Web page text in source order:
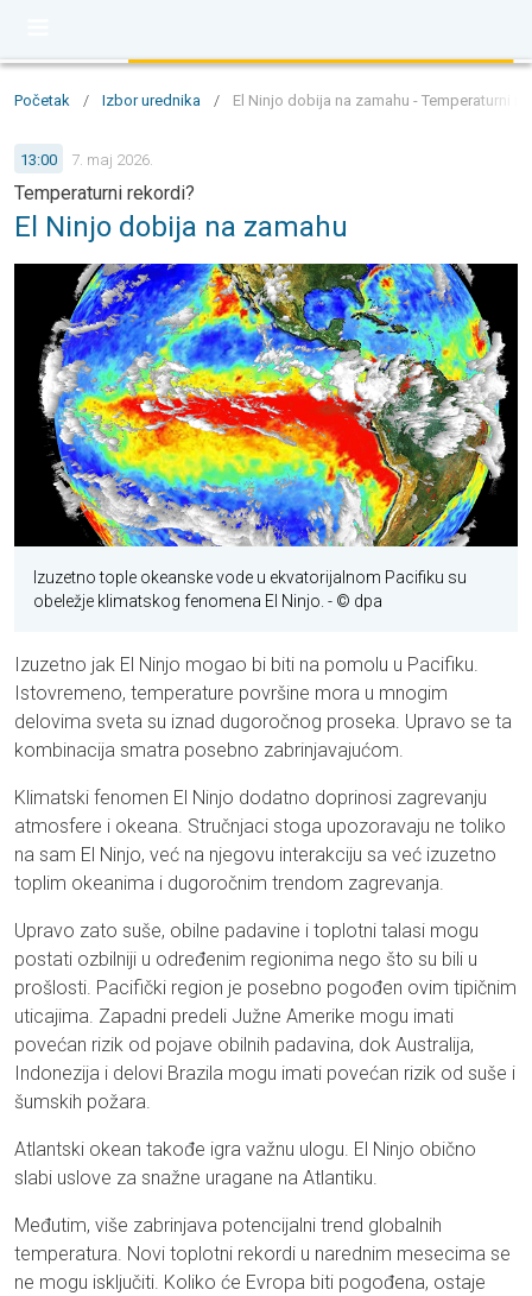
Početak / Izbor urednika / El Ninjo dobija na zamahu - Temperaturni
13:00 7. maj 2026.
Temperaturni rekordi?
El Ninjo dobija na zamahu
Izuzetno tople okeanske vode u ekvatorijalnom Pacifiku su
obeležje klimatskog fenomena El Ninjo. - © dpa
Izuzetno jak El Ninjo mogao bi biti na pomolu u Pacifiku.
Istovremeno, temperature površine mora u mnogim
delovima sveta su iznad dugoročnog proseka. Upravo se ta
kombinacija smatra posebno zabrinjavajućom.
Klimatski fenomen El Ninjo dodatno doprinosi zagrevanju
atmosfere i okeana. Stručnjaci stoga upozoravaju ne toliko
na sam El Ninjo, već na njegovu interakciju sa već izuzetno
toplim okeanima i dugoročnim trendom zagrevanja.
Upravo zato suše, obilne padavine i toplotni talasi mogu
postati ozbilniji u određenim regionima nego što su bili u
prošlosti. Pacifički region je posebno pogođen ovim tipičnim
uticajima. Zapadni predeli Južne Amerike mogu imati
povećan rizik od pojave obilnih padavina, dok Australija,
Indonezija i delovi Brazila mogu imati povećan rizik od suše i
šumskih požara.
Atlantski okean takođe igra važnu ulogu. El Ninjo obično
slabi uslove za snažne uragane na Atlantiku.
Međutim, više zabrinjava potencijalni trend globalnih
temperatura. Novi toplotni rekordi u narednim mesecima se
ne mogu isključiti. Koliko će Evropa biti pogođena, ostaje